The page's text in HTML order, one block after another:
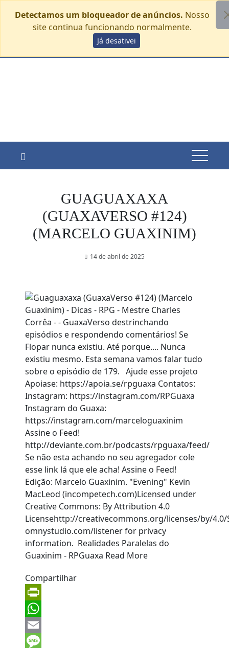
Detectamos um bloqueador de anúncios. Nosso
site continua funcionando normalmente.
Já desativei
to
sábado, agosto 8
GUAGUAXAXA
(GUAXAVERSO #124)
(MARCELO GUAXINIM)
14 de abril de 2025
Compartilhar
PrintFriendly
WhatsApp
Email